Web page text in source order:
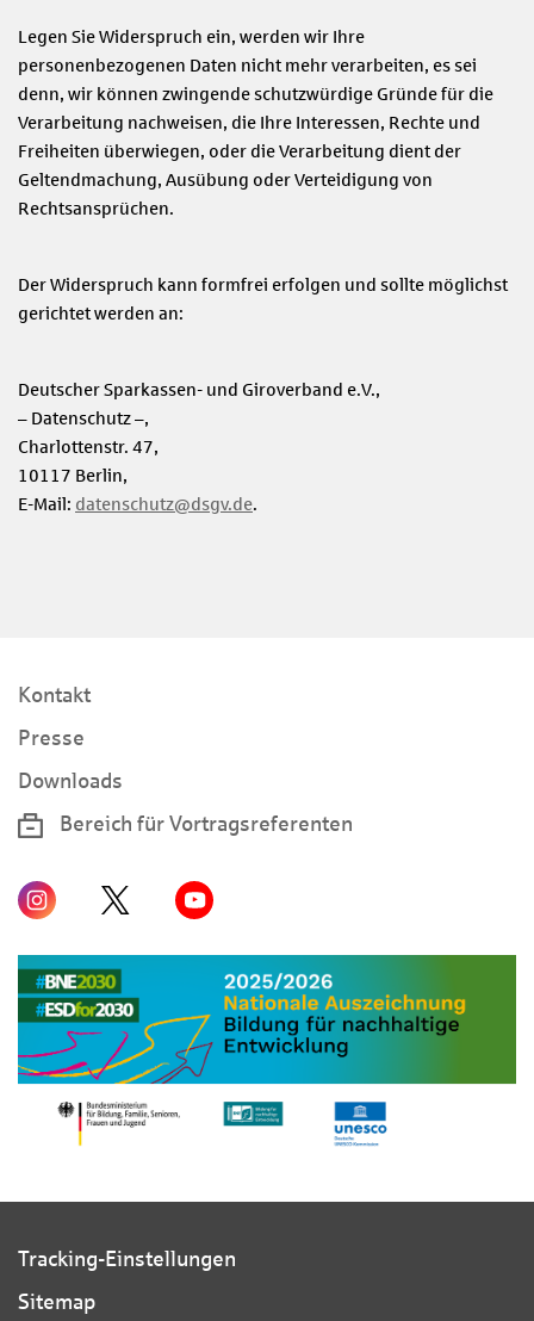
Legen Sie Widerspruch ein, werden wir Ihre
personenbezogenen Daten nicht mehr verarbeiten, es sei
denn, wir können zwingende schutzwürdige Gründe für die
Verarbeitung nachweisen, die Ihre Interessen, Rechte und
Freiheiten überwiegen, oder die Verarbeitung dient der
Geltendmachung, Ausübung oder Verteidigung von
Rechtsansprüchen.
Der Widerspruch kann formfrei erfolgen und sollte möglichst
gerichtet werden an:
Deutscher Sparkassen- und Giroverband e.V.,
– Datenschutz –,
Charlottenstr. 47,
10117 Berlin,
E-Mail: datenschutz@dsgv.de.
Kontakt
Presse
Downloads
Bereich für Vortragsreferenten
Tracking-Einstellungen
Sitemap